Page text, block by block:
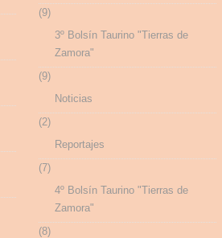
(9)
3º Bolsín Taurino "Tierras de
Zamora"
(9)
Noticias
(2)
Reportajes
(7)
4º Bolsín Taurino "Tierras de
Zamora"
(8)